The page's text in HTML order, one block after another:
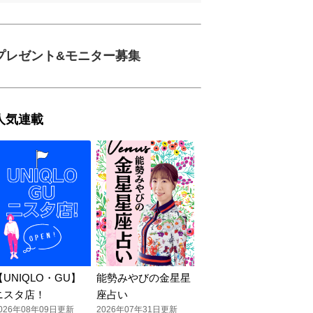
レゼント&モニター募集
気連載
UNIQLO・GU】
スタ店！
年08年09日更新
能勢みやびの金星星
座占い
2026年07年31日更新